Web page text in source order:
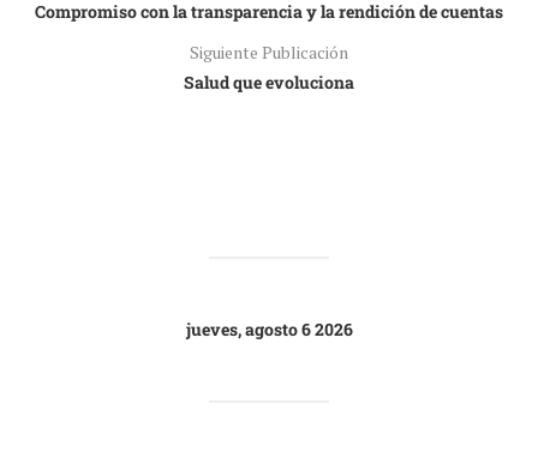
Compromiso con la transparencia y la rendición de cuentas
Siguiente Publicación
Salud que evoluciona
jueves, agosto 6 2026